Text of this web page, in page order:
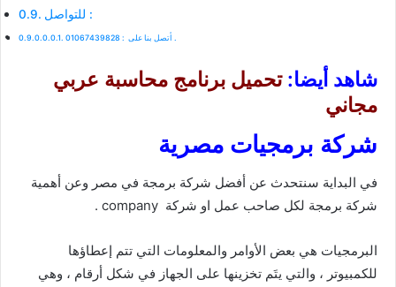
للتواصل :
شاهد أيضا: تحميل برنامج محاسبة عربي
مجاني
شركة برمجيات مصرية
في البداية سنتحدث عن أفضل شركة برمجة في مصر وعن أهمية
شركة برمجة لكل صاحب عمل او شركة company .
البرمجيات هي بعض الأوامر والمعلومات التي تتم إعطاؤها
للكمبيوتر ، والتي يتَم تخزينها على الجهاز في شكل أرقام ، وهي